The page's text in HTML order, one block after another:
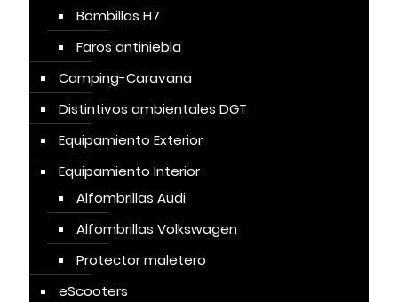
Bombillas H7
Faros antiniebla
Camping-Caravana
Distintivos ambientales DGT
Equipamiento Exterior
Equipamiento Interior
Alfombrillas Audi
Alfombrillas Volkswagen
Protector maletero
eScooters